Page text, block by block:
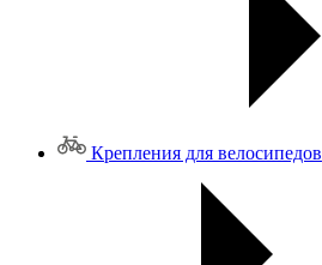
Крепления для велосипедов